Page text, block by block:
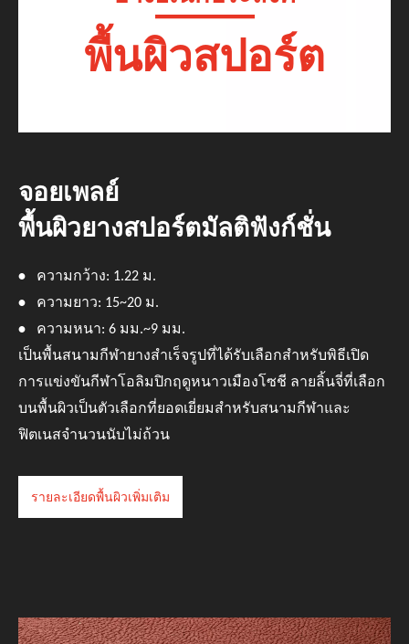
พื้นผิวสปอร์ต
จอยเพลย์
พื้นผิวยางสปอร์ตมัลติฟังก์ชั่น
• ความกว้าง: 1.22 ม.
• ความยาว: 15~20 ม.
• ความหนา: 6 มม.~9 มม.
เป็นพื้นสนามกีฬายางสำเร็จรูปที่ได้รับเลือกสำหรับพิธีเปิด
การแข่งขันกีฬาโอลิมปิกฤดูหนาวเมืองโซชี ลายลิ้นจี่ที่เลือก
บนพื้นผิวเป็นตัวเลือกที่ยอดเยี่ยมสำหรับสนามกีฬาและ
ฟิตเนสจำนวนนับไม่ถ้วน
รายละเอียดพื้นผิวเพิ่มเติม